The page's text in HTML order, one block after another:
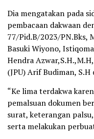
Dia mengatakan pada
pembacaan dakwaan
77/Pid.B/2023/PN.Bks,
Basuki Wiyono,
Hendra
(JPU) Arif Budiman, S.H
“Ke lima terdakwa
pemalsuan dokumen
surat, keterangan
serta melakukan